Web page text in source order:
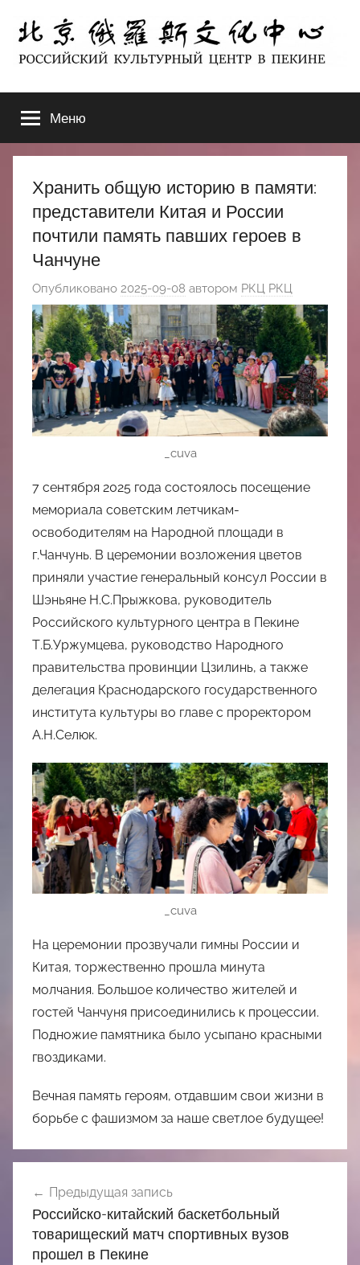
содержимому
北
京
俄
罗
斯
文
化
中
心
ЦЕНТР
В
ПЕКИНЕ
Меню
Хранить общую историю в памяти:
представители Китая и России
почтили память павших героев в
Чанчуне
Опубликовано 2025-09-08 автором РКЦ РКЦ
_cuva
7 сентября 2025 года состоялось посещение
мемориала советским летчикам-
освободителям на Народной площади в
г.Чанчунь. В церемонии возложения цветов
приняли участие генеральный консул России в
Шэньяне Н.С.Прыжкова, руководитель
Российского культурного центра в Пекине
Т.Б.Уржумцева, руководство Народного
правительства провинции Цзилинь, а также
делегация Краснодарского государственного
института культуры во главе с проректором
А.Н.Селюк.
_cuva
На церемонии прозвучали гимны России и
Китая, торжественно прошла минута
молчания. Большое количество жителей и
гостей Чанчуня присоединились к процессии.
Подножие памятника было усыпано красными
гвоздиками.
Вечная память героям, отдавшим свои жизни в
борьбе с фашизмом за наше светлое будущее!
по
записям
Предыдущая запись
Российско-китайский баскетбольный
товарищеский матч спортивных вузов
прошел в Пекине